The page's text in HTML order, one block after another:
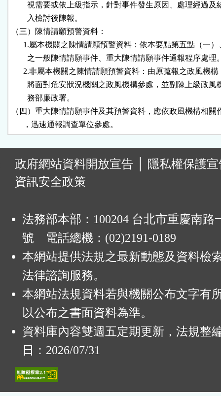
視需要或依上級指示，針對事件發生原因、處理經過及
        入檢討後陳報。
（三）陳情請願預警資料：
1.屬本機關之陳情請願預警資料：依本要點第五點（一
之一般陳情請願事件、重大陳情請願事件通報程序處理
2.非屬本機關之陳情請願預警資料：由原蒐報之政風機
將面對危安狀況機關之政風機構參處，並副陳上級政風
        務部廉政署。
（四）重大陳情請願事件及其預警資料，應依政風機構相關
      ，迅速通報調查單位參處。
政府網站資料開放宣告
隱私權保護
資訊安全政策
法務部本部：100204 台北市重慶南路
號 電話總機：(02)2191-0189
本網站提供法規之最新動態及資料檢
法律諮詢服務。
本網站法規資料若與機關公布文字有
以公布之書面資料為準。
資料庫內容雙週五定期更新，法規整
日：2026/07/31